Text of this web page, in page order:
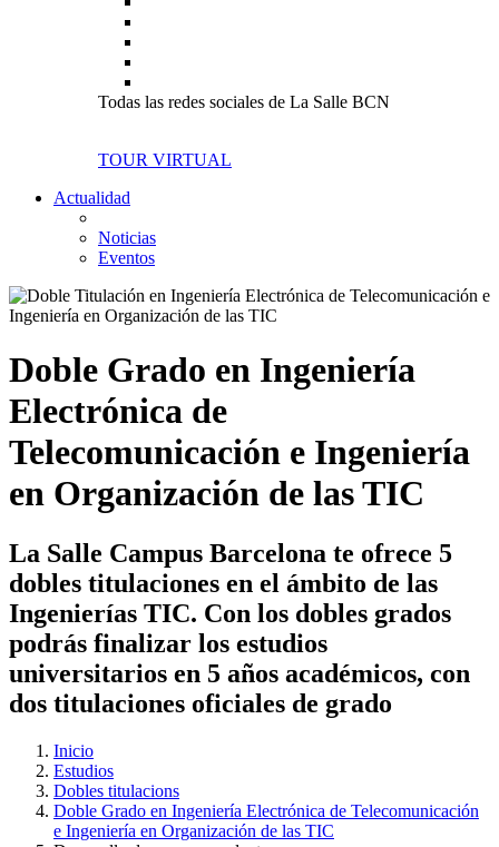
Todas las redes sociales de La Salle BCN
TOUR VIRTUAL
Actualidad
Noticias
Eventos
Doble Grado en Ingeniería
Electrónica de
Telecomunicación e Ingeniería
en Organización de las TIC
La Salle Campus Barcelona te ofrece 5
dobles titulaciones en el ámbito de las
Ingenierías TIC. Con los dobles grados
podrás finalizar los estudios
universitarios en 5 años académicos, con
dos titulaciones oficiales de grado
Inicio
Estudios
Dobles titulacions
Doble Grado en Ingeniería Electrónica de Telecomunicación
e Ingeniería en Organización de las TIC